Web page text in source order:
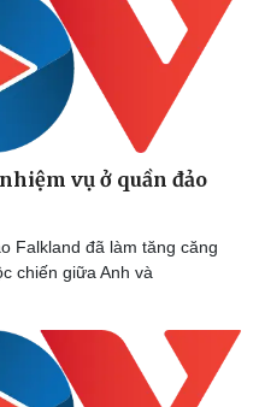
vụ ở quần đảo
Falkland đã làm tăng căng
chiến giữa Anh và